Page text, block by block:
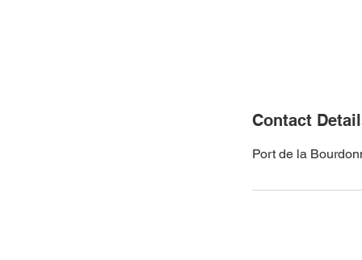
Contact
Port de la